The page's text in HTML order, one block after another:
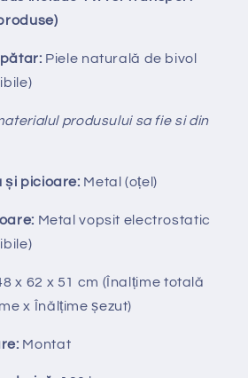
Piele naturală de bivol
produsului sa fie si din
și picioare: Metal (oțel)
Metal vopsit electrostatic
x 62 x 51 cm (Înalțime totală
x Înălțime șezut)
Montat